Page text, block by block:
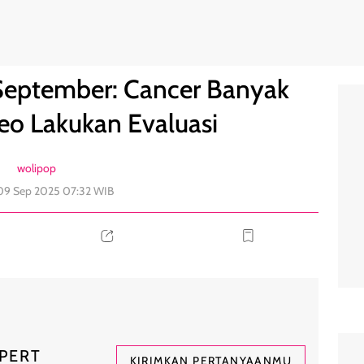
Cancer Banyak
Lakukan Evaluasi
wolipop
Sep 2025 07:32 WIB
KIRIMKAN PERTANYAANMU